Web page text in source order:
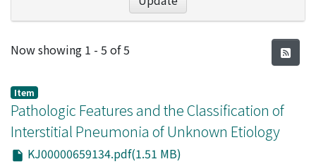
Recent Submissions
Now showing 1 - 5 of 5
Item
Pathologic Features and the Classification of
Interstitial Pneumonia of Unknown Etiology
KJ00000659134.pdf(1.51 MB)